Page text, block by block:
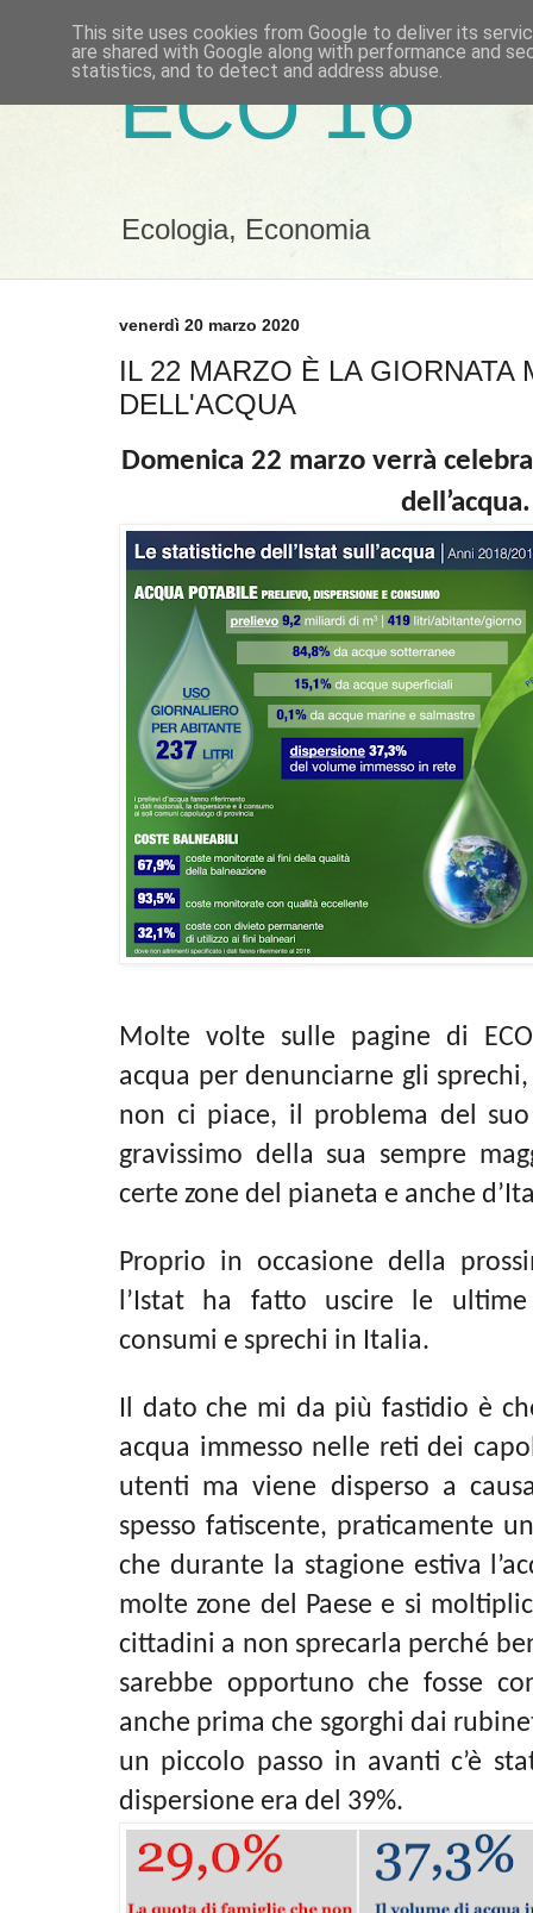
ECO 16
Ecologia, Economia
venerdì 20 marzo 2020
IL 22 MARZO È LA GIORNATA
DELL'ACQUA
Domenica 22 marzo verrà
Molte volte sulle pagine di
acqua per denunciarne gli
non ci piace, il problema del
gravissimo della sua sempre
certe zone del pianeta e anche
Proprio in occasione della
l’Istat ha fatto uscire le
consumi e sprechi in Italia.
Il dato che mi da più fastidio è
acqua immesso nelle reti dei
utenti ma viene disperso a
spesso fatiscente, praticamente
che durante la stagione estiva
molte zone del Paese e si
cittadini a non sprecarla perché
sarebbe opportuno che fosse
anche prima che sgorghi dai
un piccolo passo in avanti c’è
dispersione era del 39%.
This site uses cookies from Google to deliver its
are shared with Google along with performance and
statistics, and to detect and address abuse.